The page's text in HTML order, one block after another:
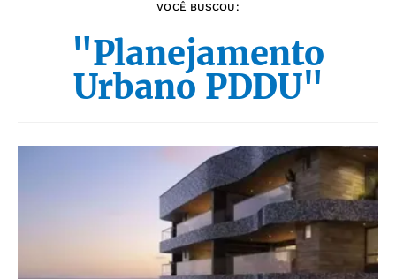
VOCÊ BUSCOU:
"Planejamento
Urbano PDDU"